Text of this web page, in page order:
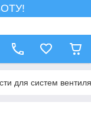
для систем